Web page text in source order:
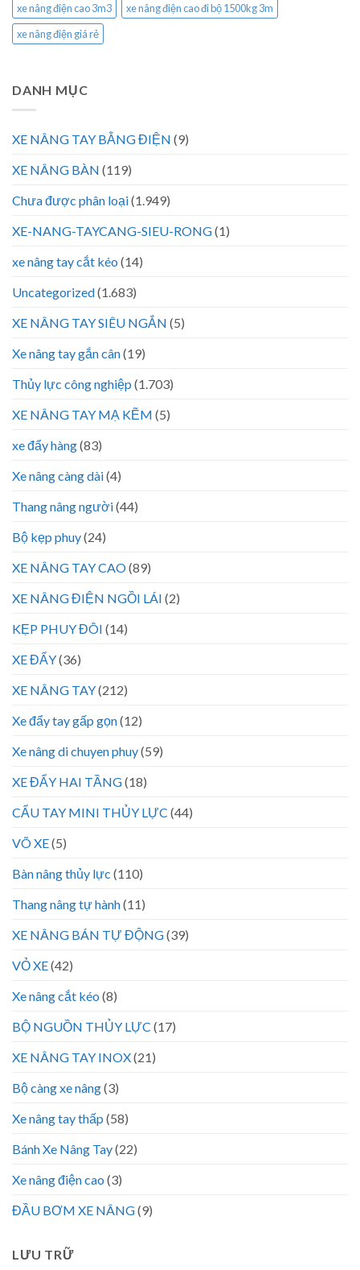
xe nâng điện cao 3m3
xe nâng điện cao đi bộ 1500kg 3m
xe nâng điện giá rẻ
DANH MỤC
XE NÂNG TAY BẰNG ĐIỆN (9)
XE NÂNG BÀN (119)
Chưa được phân loại(1.949)
XE-NANG-TAYCANG-SIEU-RONG(1)
xe nâng tay cắt kéo (14)
Uncategorized(1.683)
XE NÂNG TAY SIÊU NGẮN (5)
Xe nâng tay gắn cân(19)
Thủy lực công nghiệp (1.703)
XE NÂNG TAY MẠ KẼM (5)
xe đẩy hàng(83)
Xe nâng càng dài(4)
Thang nâng người(44)
Bộ kẹp phuy(24)
XE NÂNG TAY CAO(89)
XE NÂNG ĐIỆN NGỒI LÁI (2)
KẸP PHUY ĐÔI (14)
XE ĐẨY(36)
XE NÂNG TAY(212)
Xe đẩy tay gấp gọn(12)
Xe nâng di chuyen phuy(59)
XE ĐẨY HAI TẦNG(18)
CẨU TAY MINI THỦY LỰC (44)
VÕ XE(5)
Bàn nâng thủy lực (110)
Thang nâng tự hành(11)
XE NÂNG BÁN TỰ ĐỘNG(39)
VỎ XE(42)
Xe nâng cắt kéo (8)
BỘ NGUỒN THỦY LỰC (17)
XE NÂNG TAY INOX(21)
Bộ càng xe nâng(3)
Xe nâng tay thấp (58)
Bánh Xe Nâng Tay(22)
Xe nâng điện cao (3)
ĐẦU BƠM XE NÂNG(9)
LƯU TRỮ